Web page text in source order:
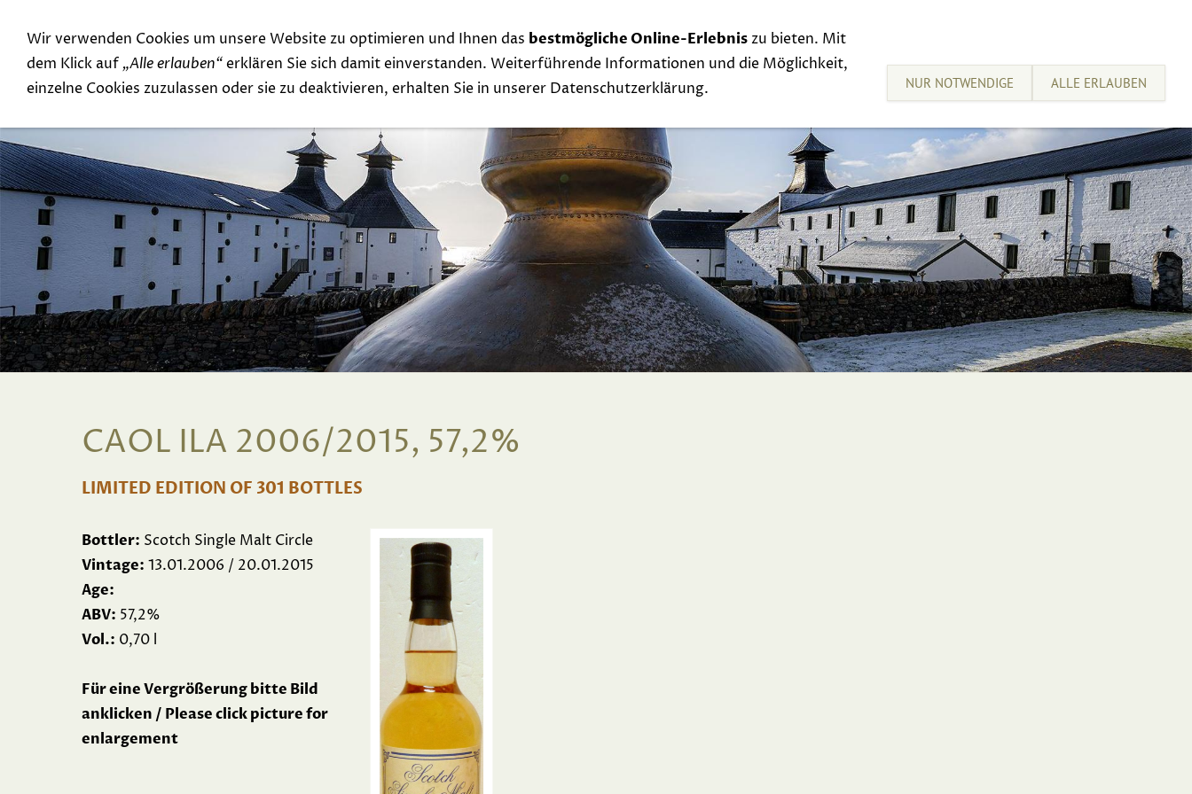
Special Offer Top Rarities Whisky Events Links Contact Exclusive Tastings
CAOL ILA 2006/2015, 57,2%
LIMITED EDITION OF 301 BOTTLES
Bottler: Scotch Single Malt Circle
Vintage: 13.01.2006 / 20.01.2015
Age:
ABV: 57,2%
Vol.: 0,70 l
Für eine Vergrößerung bitte Bild
anklicken / Please click picture for
enlargement
Wir verwenden Cookies um unsere Website zu optimieren und Ihnen das bestmögliche Online-Erlebniszu bieten. Mit
dem Klick auf „Alle erlauben“erklären Sie sich damit einverstanden. Weiterführende Informationen und die Möglichkeit,
einzelne Cookies zuzulassen oder sie zu deaktivieren, erhalten Sie in unserer Datenschutzerklärung.
NUR NOTWENDIGE ALLE ERLAUBEN